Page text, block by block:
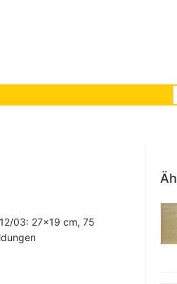
03: 27x19 cm, 75